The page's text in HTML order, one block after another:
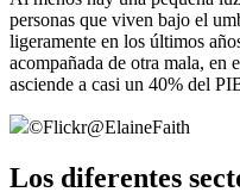
personas que viven bajo el
ligeramente en los últimos
acompañada de otra mala, en
asciende a casi un 40% del
©Flickr@ElaineFaith
Los diferentes